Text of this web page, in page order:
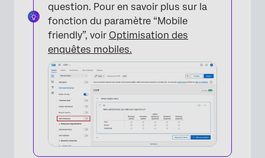
question. Pour en savoir plus sur la
fonction du paramètre “Mobile
friendly”, voir Optimisation des
enquêtes mobiles.